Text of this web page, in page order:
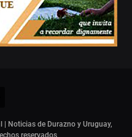
| Noticias de Durazno y Uruguay,
reservados